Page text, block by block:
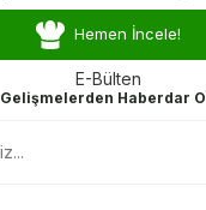
Hemen İncele!
E-Bülten
Gelişmelerden Haberdar